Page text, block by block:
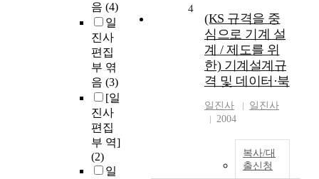
음 (4)
일
진사
편집
부 엮
음 (3)
[일
진사
편집
부 역]
(2)
일
4
(KS 규격을 중
심으로 기계 설
계 / 제도를 위
한) 기계설계규
격 및 데이터·북
일진사
일진사
2004
복사/대
출신청